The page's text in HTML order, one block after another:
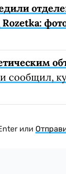
сообщил,
или